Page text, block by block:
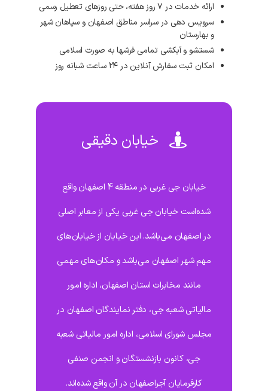
ارائه خدمات در ۷ روز هفته، حتی روزهای تعطیل رسمی
سرویس دهی در سراسر مناطق اصفهان و سپاهان شهر
و بهارستان
شستشو و آبکشی تمامی فرشها به صورت اسلامی
امکان ثبت سفارش آنلاین در ۲۴ ساعت شبانه روز
خیابان دقیقی
خیابان جی غربی در منطقه 4 اصفهان واقع
شده‌است خیابان جی غربی یکی از معابر اصلی
در اصفهان می‌باشد. این خیابان از خیابان‌های
مهم شهر اصفهان می‌باشد و مکان‌های مهمی
مانند مخابرات استان اصفهان، اداره امور
مالیاتی شعبه جی، دفتر نمایندگان اصفهان در
مجلس شورای اسلامی، اداره امور مالیاتی شعبه
جی، کانون بازنشستگان و انجمن صنفی
کارفرمایان آجراصفهان در آن واقع شده‌اند.